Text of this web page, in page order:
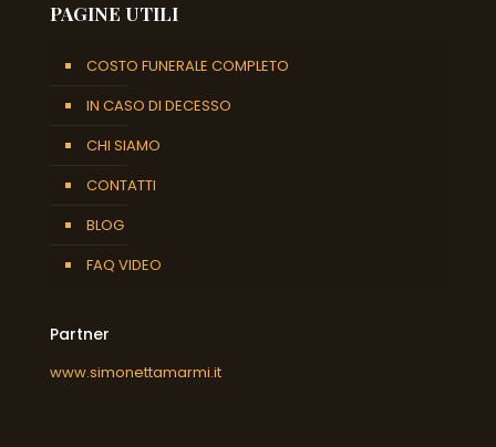
PAGINE UTILI
COSTO FUNERALE COMPLETO
IN CASO DI DECESSO
CHI SIAMO
CONTATTI
BLOG
FAQ VIDEO
Partner
www.simonettamarmi.it